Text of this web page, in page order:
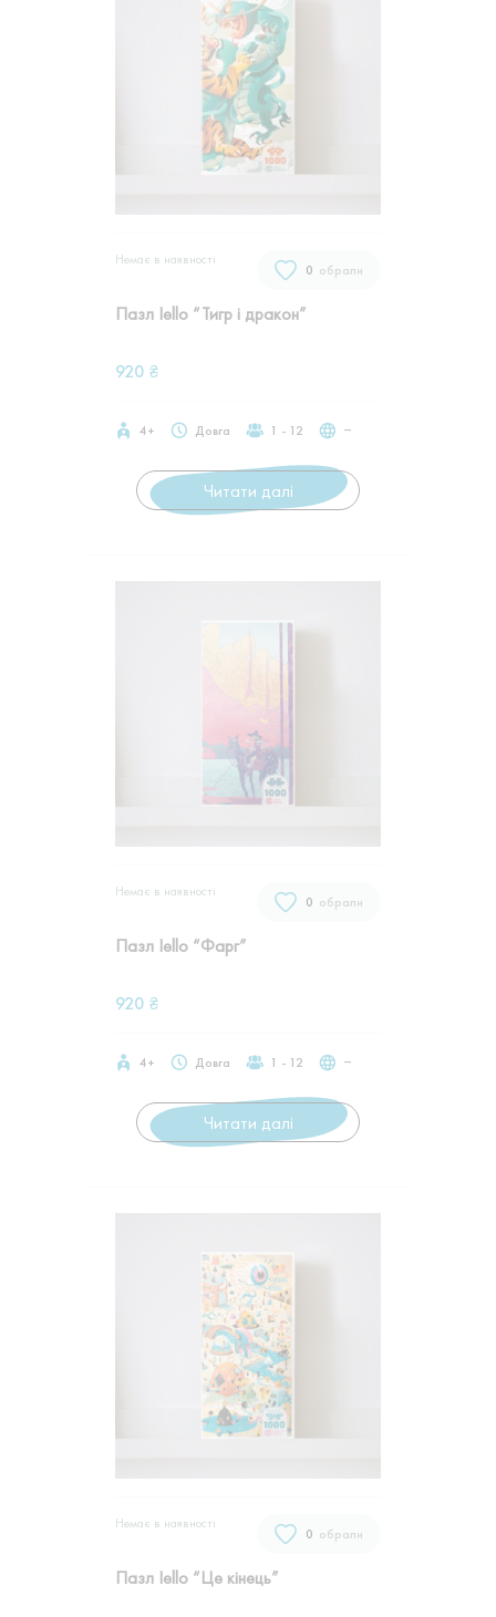
обрали
0
Немає в наявностi
Пазл Iello “Тигр і дракон”
920 ₴
4+ Довга 1 - 12 ‒
Читати далі
обрали
0
Немає в наявностi
Пазл Iello “Фарг”
920 ₴
4+ Довга 1 - 12 ‒
Читати далі
обрали
0
Немає в наявностi
Пазл Iello “Це кінець”